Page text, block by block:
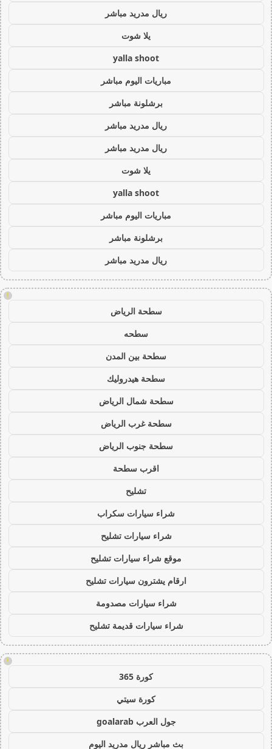
ريال مدريد مباشر
يلا شوت
yalla shoot
مباريات اليوم مباشر
برشلونة مباشر
ريال مدريد مباشر
ريال مدريد مباشر
يلا شوت
yalla shoot
مباريات اليوم مباشر
برشلونة مباشر
ريال مدريد مباشر
!
سطحة الرياض
سطحه
سطحة بين المدن
سطحة هيدروليك
سطحة شمال الرياض
سطحة غرب الرياض
سطحة جنوب الرياض
اقرب سطحة
تشليح
شراء سيارات سكراب
شراء سيارات تشليح
موقع شراء سيارات تشليح
ارقام يشترون سيارات تشليح
شراء سيارات مصدومة
شراء سيارات قديمة تشليح
!
كورة 365
كورة سيتي
جول العرب goalarab
بث مباشر ريال مدريد اليوم